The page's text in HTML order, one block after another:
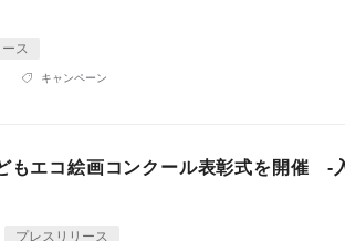
ス
キャンペーン
もエコ絵画コンクール表彰式を開催 -
プレスリリース